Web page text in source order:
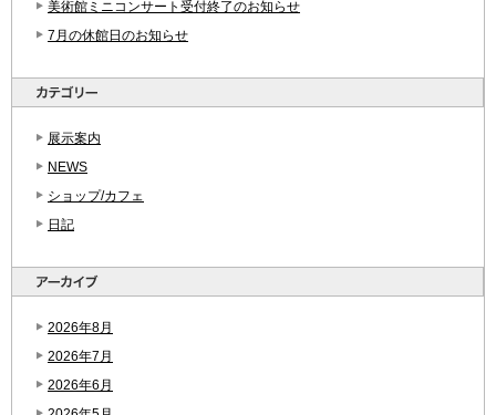
美術館ミニコンサート受付終了のお知らせ
7月の休館日のお知らせ
展示案内
NEWS
ショップ/カフェ
日記
2026年8月
2026年7月
2026年6月